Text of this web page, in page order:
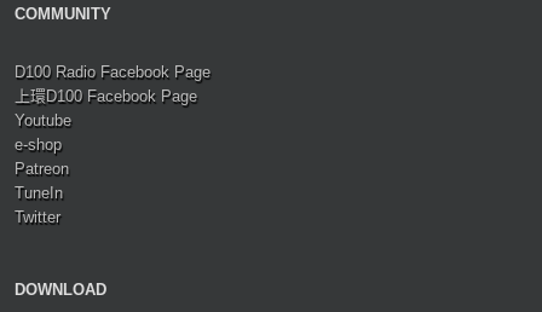
COMMUNITY
D100 Radio Facebook Page
上環D100 Facebook Page
Youtube
e-shop
Patreon
TuneIn
Twitter
DOWNLOAD